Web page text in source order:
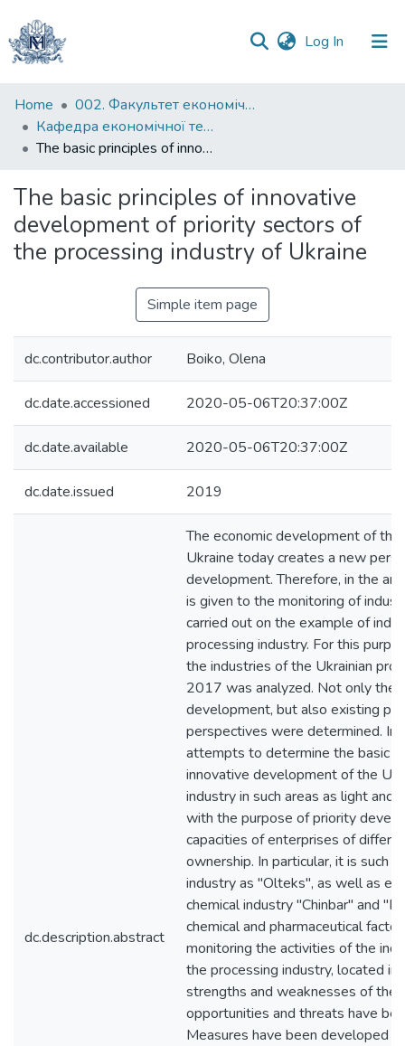
Log In (current)
Communities
&
Collections
Statistics
Home
002. Факультет економічних наук
Кафедра економічної теорії
The basic principles of innovative development of priority sectors of the processing industry of Ukraine
The basic principles of innovative
development of priority sectors of
the processing industry of Ukraine
Simple item page
dc.contributor.author Boiko, Olena
dc.date.accessioned 2020-05-06T20:37:00Z
dc.date.available 2020-05-06T20:37:00Z
dc.date.issued 2019
dc.description.abstract
The economic development of
Ukraine today creates a new
development. Therefore, in the
is given to the monitoring of
carried out on the example of
processing industry. For this
the industries of the Ukrainian
2017 was analyzed. Not only the
development, but also existing
perspectives were determined. In
attempts to determine the basic
innovative development of the
industry in such areas as light and
with the purpose of priority
capacities of enterprises of
ownership. In particular, it is such
industry as "Olteks", as well as
chemical industry "Chinbar" and
chemical and pharmaceutical
monitoring the activities of the
the processing industry, located in
strengths and weaknesses of
opportunities and threats have
Measures have been developed